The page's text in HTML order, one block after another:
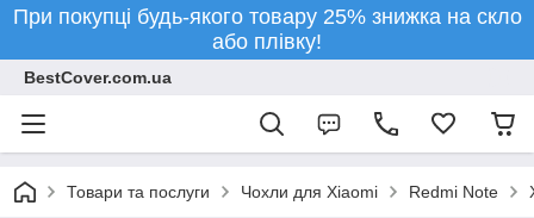
При покупці будь-якого товару 25% знижка на скло
або плівку!
BestCover.com.ua
Товари та послуги Чохли для Xiaomi Redmi Note